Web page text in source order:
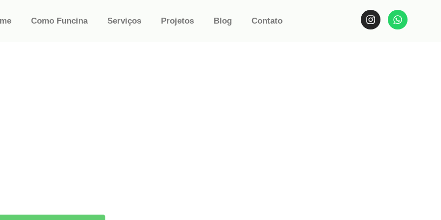
Como Funcina Serviços Projetos Blog Contato